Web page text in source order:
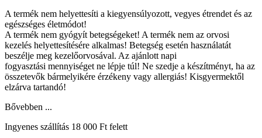
A termék nem helyettesíti a kiegyensúlyozott, vegyes étrendet és az
egészséges életmódot!
A termék nem gyógyít betegségeket! A termék nem az orvosi
kezelés helyettesítésére alkalmas! Betegség esetén használatát
beszélje meg kezelőorvosával. Az ajánlott napi
fogyasztási mennyiséget ne lépje túl! Ne szedje a készítményt, ha az
összetevők bármelyikére érzékeny vagy allergiás! Kisgyermektől
elzárva tartandó!
Bővebben ...
Ingyenes szállítás 18 000 Ft felett